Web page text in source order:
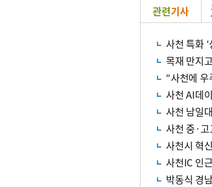
관련기사
사천 특화
목재 만지
“사천에
사천 AI데
사천 남일
사천 중·
사천시 혁
사천IC 인
박동식 경